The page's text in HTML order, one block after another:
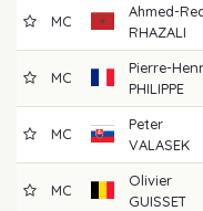
MC
Ahmed-
RHAZALI
MC
Pierre-
PHILIPPE
MC
Peter
VALASEK
MC
Olivier
GUISSET